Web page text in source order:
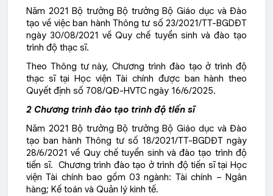
Năm 2021 Bộ trưởng Bộ trưởng Bộ Giáo dục và Đào
tạo về việc ban hành Thông tư số 23/2021/TT-BGDĐT
ngày 30/08/2021 về Quy chế tuyển sinh và đào tạo
trình độ thạc sĩ.
Theo Thông tư này, Chương trình đào tạo ở trình độ
thạc sĩ tại Học viện Tài chính được ban hành theo
Quyết định số 708/QĐ-HVTC ngày 16/6/2025.
2 Chương trình đào tạo trình độ tiến sĩ
Năm 2021 Bộ trưởng Bộ trưởng Bộ Giáo dục và Đào
tạo ban hành Thông tư số 18/2021/TT-BGDĐT ngày
28/6/2021 về Quy chế tuyển sinh và đào tạo trình độ
tiến sĩ. Chương trình đào tạo ở trình độ tiến sĩ tại Học
viện Tài chính bao gồm 03 ngành: Tài chính – Ngân
hàng; Kế toán và Quản lý kinh tế.